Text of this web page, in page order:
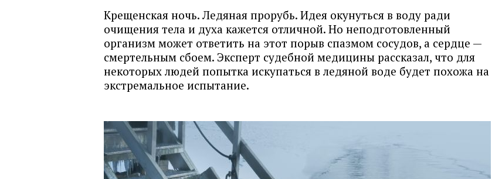
Крещенская ночь. Ледяная прорубь. Идея окунуться в воду ради
очищения тела и духа кажется отличной. Но неподготовленный
организм может ответить на этот порыв спазмом сосудов, а сердце —
смертельным сбоем. Эксперт судебной медицины рассказал, что для
некоторых людей попытка искупаться в ледяной воде будет похожа на
экстремальное испытание.